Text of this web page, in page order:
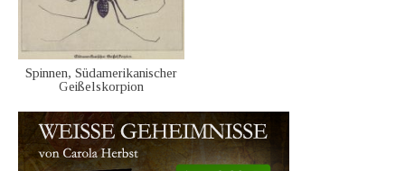
Spinnen, Südamerikanischer
Geißelskorpion